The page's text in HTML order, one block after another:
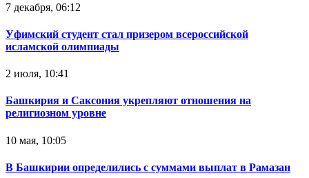
7 декабря, 06:12
Уфимский студент стал призером всероссийской
исламской олимпиады
2 июля, 10:41
Башкирия и Саксония укрепляют отношения на
религиозном уровне
10 мая, 10:05
В Башкирии определились с суммами выплат в Рамазан